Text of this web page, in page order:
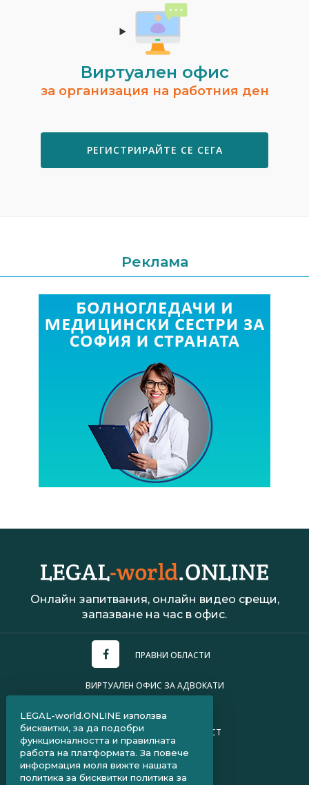
Виртуален офис
за организация на работния ден
РЕГИСТРИРАЙТЕ СЕ СЕГА
Реклама
Онлайн запитвания, онлайн видео срещи,
запазване на час в офис.
ПРАВНИ ОБЛАСТИ
ВИРТУАЛЕН ОФИС ЗА АДВОКАТИ
ПОЛИТИКА ЗА ПОВЕРИТЕЛНОСТ
ЧЗВ ЗА КЛИЕНТИ
ЧЗВ ЗА АДВОКАТИ
LEGAL-world.ONLINE използва
бисквитки, за да подобри
функционалността и правилната
работа на платформата. За повече
информация моля вижте нашата
политика за бисквитки политика за